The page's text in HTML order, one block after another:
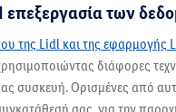
προϊόντα σε χαμηλές
των
της Lidl και της εφαρμογής
διάφορες
συσκευή. Ορισμένες από